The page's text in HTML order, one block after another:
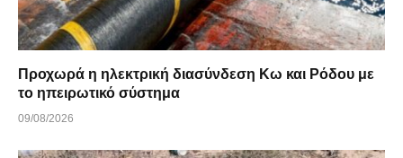
Προχωρά η ηλεκτρική διασύνδεση Κω και Ρόδου με
το ηπειρωτικό σύστημα
09/08/2026